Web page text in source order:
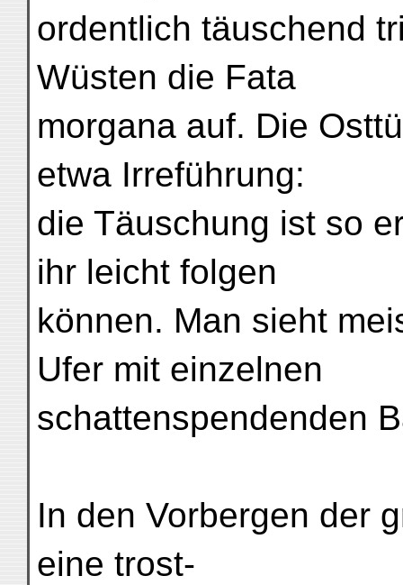
ordentlich täuschend
Wüsten die Fata
morgana auf. Die
etwa Irreführung:
die Täuschung ist so
ihr leicht folgen
können. Man sieht
Ufer mit einzelnen
schattenspendenden
In den Vorbergen der
eine trost-